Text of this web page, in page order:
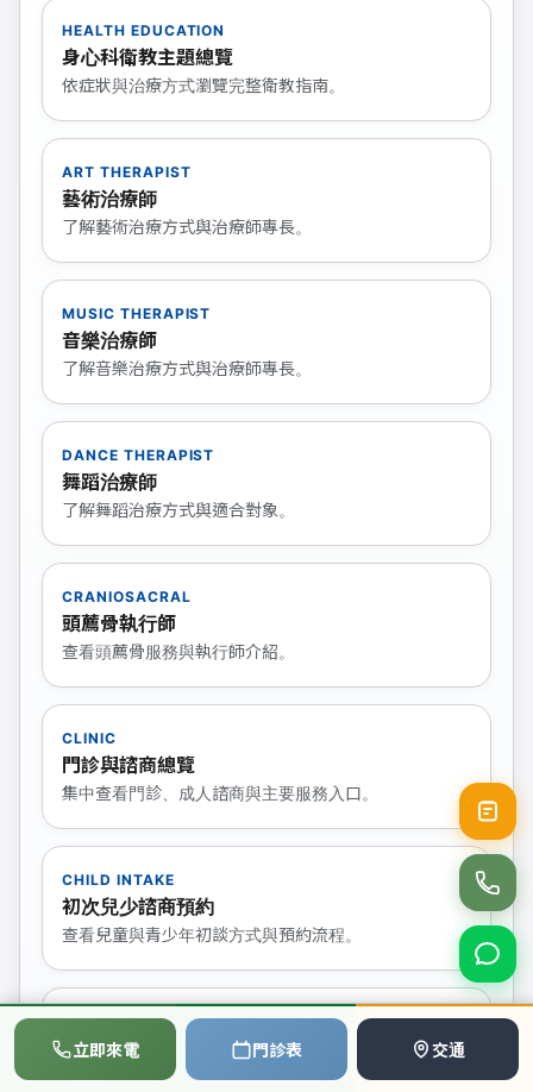
立即來電 門診表 交通
HEALTH EDUCATION
身心科衛教主題總覽
依症狀與治療方式瀏覽完整衛教指南。
ART THERAPIST
藝術治療師
了解藝術治療方式與治療師專長。
MUSIC THERAPIST
音樂治療師
了解音樂治療方式與治療師專長。
DANCE THERAPIST
舞蹈治療師
了解舞蹈治療方式與適合對象。
CRANIOSACRAL
頭薦骨執行師
查看頭薦骨服務與執行師介紹。
CLINIC
門診與諮商總覽
集中查看門診、成人諮商與主要服務入口。
CHILD INTAKE
初次兒少諮商預約
查看兒童與青少年初談方式與預約流程。
TEAM
醫療團隊總覽
認識醫師與各專業治療團隊。
📞 💬 📅